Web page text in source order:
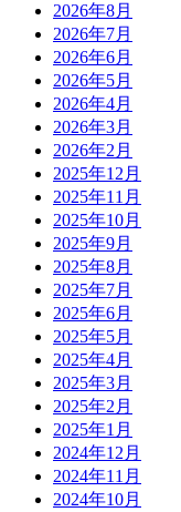
2026年8月
2026年7月
2026年6月
2026年5月
2026年4月
2026年3月
2026年2月
2025年12月
2025年11月
2025年10月
2025年9月
2025年8月
2025年7月
2025年6月
2025年5月
2025年4月
2025年3月
2025年2月
2025年1月
2024年12月
2024年11月
2024年10月